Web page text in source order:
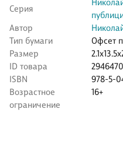
Серия
Автор
Тип бумаги
Офсет
Размер
ID товара
2946470
ISBN
978-5-
Возрастное
ограничение
16+